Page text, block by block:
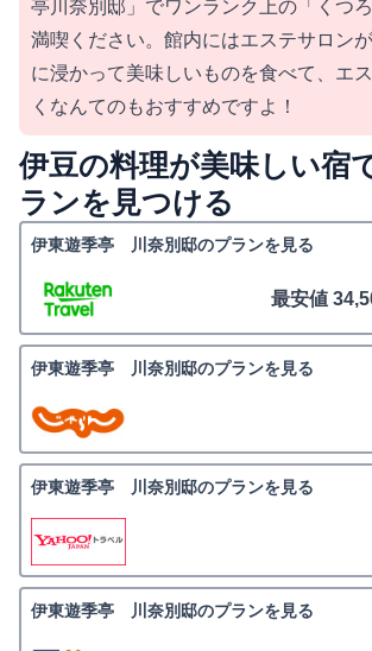
亭川奈別邸」でワンランク上の「くつ
満喫ください。館内にはエステサロン
に浸かって美味しいものを食べて、エ
くなんてのもおすすめですよ！
伊豆の料理が美味しい宿
ランを見つける
伊東遊季亭 川奈別邸のプランを見る
最安値
伊東遊季亭 川奈別邸のプランを見る
伊東遊季亭 川奈別邸のプランを見る
伊東遊季亭 川奈別邸のプランを見る